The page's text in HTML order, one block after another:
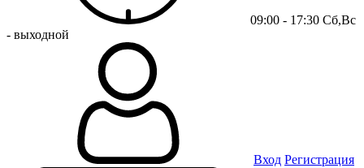
09:00 - 17:30 Сб,Вс
- выходной
Вход Регистрация